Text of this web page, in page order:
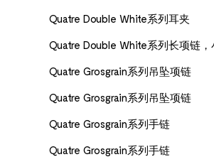
Quatre Double White系列耳夹
Quatre Double White系列长项链，
Quatre Grosgrain系列吊坠项链
Quatre Grosgrain系列吊坠项链
Quatre Grosgrain系列手链
Quatre Grosgrain系列手链